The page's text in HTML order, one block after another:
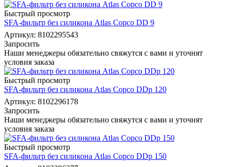
Быстрый просмотр
SFA-фильтр без силикона Atlas Copco DD 9
Артикул: 8102295543
Запросить
Наши менеджеры обязательно свяжутся с вами и уточнят
условия заказа
Быстрый просмотр
SFA-фильтр без силикона Atlas Copco DDp 120
Артикул: 8102296178
Запросить
Наши менеджеры обязательно свяжутся с вами и уточнят
условия заказа
Быстрый просмотр
SFA-фильтр без силикона Atlas Copco DDp 150